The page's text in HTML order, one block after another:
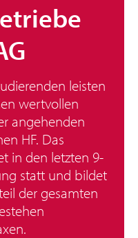
leisten
wertvollen
angehenden
HF. Das
in den letzten 9-
statt und bildet
der gesamten